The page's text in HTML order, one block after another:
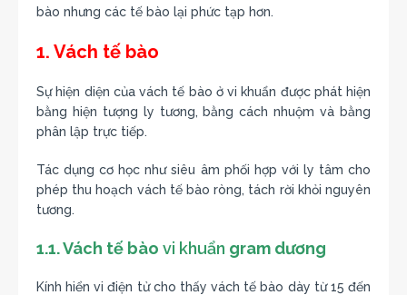
bào nhưng các tế bào lại phức tạp hơn.
1. Vách tế bào
Sự hiện diện của vách tế bào ở vi khuẩn được phát hiện
bằng hiện tượng ly tương, bằng cách nhuộm và bằng
phân lập trực tiếp.
Tác dụng cơ học như siêu âm phối hợp với ly tâm cho
phép thu hoạch vách tế bào ròng, tách rời khỏi nguyên
tương.
1.1. Vách tế bào vi khuẩn gram dương
Kính hiển vi điện tử cho thấy vách tế bào dày từ 15 đến